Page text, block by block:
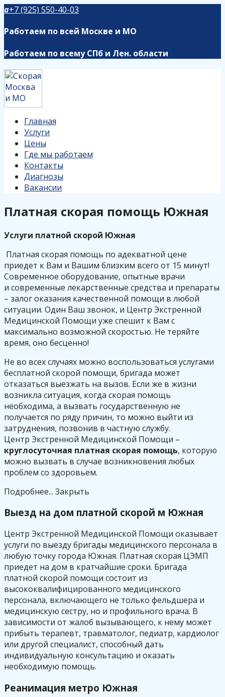
a+7 (925) 550-40-03
Работаем по всей Москве и МО
Работаем по всему СПб и Лен. области
Главная
Услуги
Цены
Где мы работаем
Контакты
Диагнозы
Вакансии
Платная скорая помощь Южная
Услуги платной скорой Южная
Платная скорая помощь по адекватной цене
приедет к Вам и Вашим близким всего от 15 минут!
Современное оборудование, опытные врачи
и современные лекарственные средства и препараты
– залог оказания качественной помощи в любой
ситуации. Один Ваш звонок, и Центр Экстренной
Медицинской Помощи уже спешит к Вам с
максимально возможной скоростью. Не теряйте
время, оно бесценно!
Не во всех случаях можно воспользоваться услугами
бесплатной скорой помощи, бригада может
отказаться выезжать на вызов. Если же в жизни
возникла ситуация, когда скорая помощь
необходима, а вызвать государственную не
получается по ряду причин, то можно выйти из
затруднения, позвонив в частную службу.
Центр Экстренной Медицинской Помощи –
круглосуточная платная скорая помощь, которую
можно вызвать в случае возникновения любых
проблем со здоровьем.
Подробнее... Закрыть
Выезд на дом платной скорой м Южная
Центр Экстренной Медицинской Помощи оказывает
услуги по выезду бригады медицинского персонала в
любую точку города Южная. Платная скорая ЦЭМП
приедет на дом в кратчайшие сроки. Бригада
платной скорой помощи состоит из
высококвалифицированного медицинского
персонала, включающего не только фельдшера и
медицинскую сестру, но и профильного врача. В
зависимости от жалоб вызывающего, к нему может
прибыть терапевт, травматолог, педиатр, кардиолог
или другой специалист, способный дать
индивидуальную консультацию и оказать
необходимую помощь.
Реанимация метро Южная